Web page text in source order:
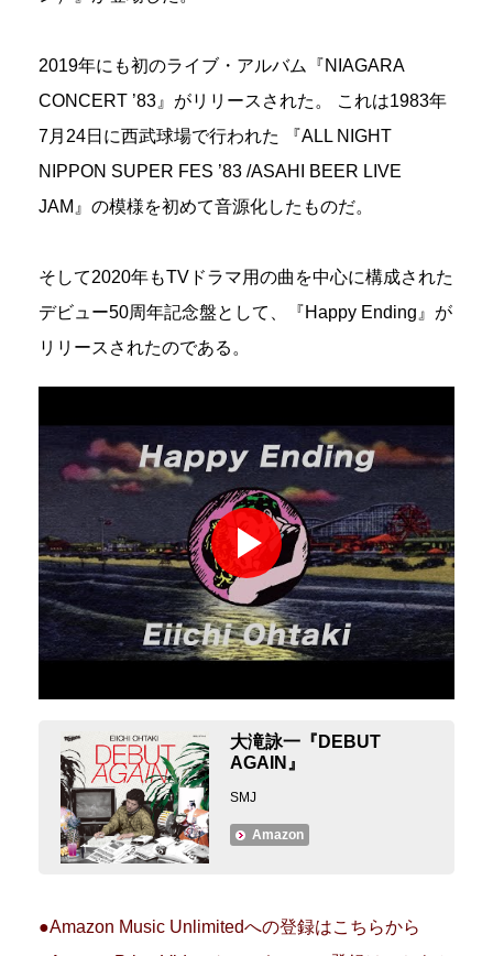
2019年にも初のライブ・アルバム『NIAGARA
CONCERT ’83』がリリースされた。 これは1983年
7月24日に西武球場で行われた 『ALL NIGHT
NIPPON SUPER FES ’83 /ASAHI BEER LIVE
JAM』の模様を初めて音源化したものだ。
そして2020年もTVドラマ用の曲を中心に構成された
デビュー50周年記念盤として、『Happy Ending』が
リリースされたのである。
大滝詠一『DEBUT
AGAIN』
SMJ
Amazon
●Amazon Music Unlimitedへの登録はこちらから